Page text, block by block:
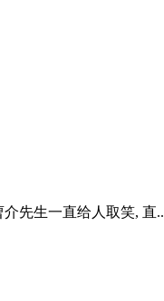
先生一直给人取笑, 直